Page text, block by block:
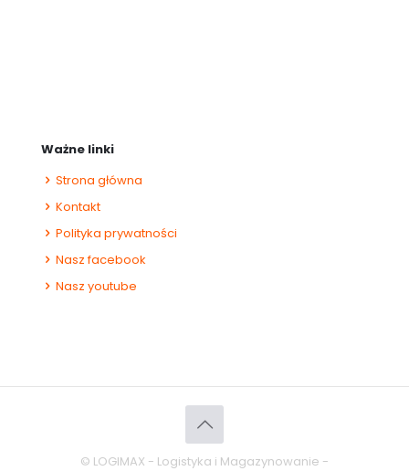
Ważne linki
Strona główna
Kontakt
Polityka prywatności
Nasz facebook
Nasz youtube
© LOGIMAX - Logistyka i Magazynowanie -